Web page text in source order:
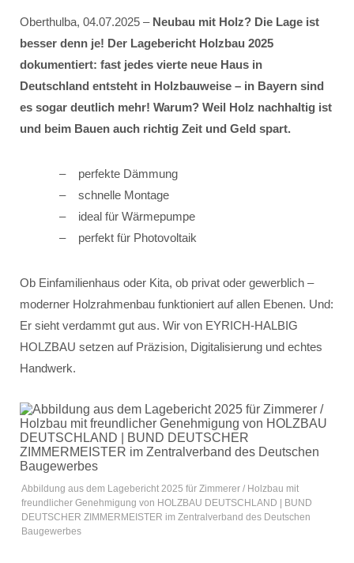
Oberthulba, 04.07.2025 – Neubau mit Holz? Die Lage ist
besser denn je! Der Lagebericht Holzbau 2025
dokumentiert: fast jedes vierte neue Haus in
Deutschland entsteht in Holzbauweise – in Bayern sind
es sogar deutlich mehr! Warum? Weil Holz nachhaltig ist
und beim Bauen auch richtig Zeit und Geld spart.
perfekte Dämmung
schnelle Montage
ideal für Wärmepumpe
perfekt für Photovoltaik
Ob Einfamilienhaus oder Kita, ob privat oder gewerblich –
moderner Holzrahmenbau funktioniert auf allen Ebenen. Und:
Er sieht verdammt gut aus. Wir von EYRICH-HALBIG
HOLZBAU setzen auf Präzision, Digitalisierung und echtes
Handwerk.
Abbildung aus dem Lagebericht 2025 für Zimmerer / Holzbau mit
freundlicher Genehmigung von HOLZBAU DEUTSCHLAND | BUND
DEUTSCHER ZIMMERMEISTER im Zentralverband des Deutschen
Baugewerbes